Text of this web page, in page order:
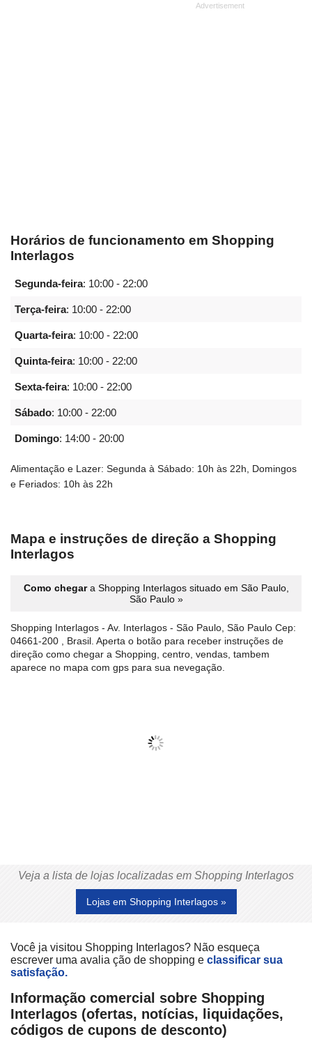
Horários de funcionamento em Shopping
Interlagos
Segunda-feira: 10:00 - 22:00
Terça-feira: 10:00 - 22:00
Quarta-feira: 10:00 - 22:00
Quinta-feira: 10:00 - 22:00
Sexta-feira: 10:00 - 22:00
Sábado: 10:00 - 22:00
Domingo: 14:00 - 20:00
Alimentação e Lazer: Segunda à Sábado: 10h às 22h, Domingos
e Feriados: 10h às 22h
Mapa e instruções de direção a Shopping
Interlagos
Como chegara Shopping Interlagos situado em São Paulo,
São Paulo »
Shopping Interlagos - Av. Interlagos - São Paulo, São Paulo Cep:
04661-200 , Brasil. Aperta o botão para receber instruções de
direção como chegar a Shopping, centro, vendas, tambem
aparece no mapa com gps para sua nevegação.
Veja a lista de lojas localizadas em Shopping Interlagos
Lojas em Shopping Interlagos »
Você ja visitou Shopping Interlagos? Não esqueça
escrever uma avalia ção de shopping e classificar sua
satisfação.
Informação comercial sobre Shopping
Interlagos (ofertas, notícias, liquidações,
códigos de cupons de desconto)